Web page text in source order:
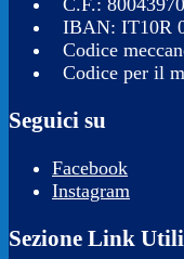
C.F.:
IBAN: IT10R
Codice
Codice per il
Seguici su
Facebook
Instagram
Sezione Link Utili